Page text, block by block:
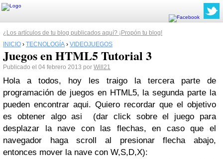
¿Los artículos de tu blog publicados aquí? ¡Propón tu blog!
INICIO › TECNOLOGÍA › VIDEOJUEGOS
Juegos en HTML5 Tutorial 3
Publicado el 04 febrero 2013 por Will21
Hola a todos, hoy les traigo la tercera parte de
programación de juegos en HTML5, la segunda parte la
pueden encontrar aqui. Quiero recordar que el objetivo
es obtener algo asi (dar click sobre el juego para
desplazar la nave con las flechas, en caso que el
navegador haga scroll al presionar flecha abajo,
entonces mover la nave con W,S,D,X):